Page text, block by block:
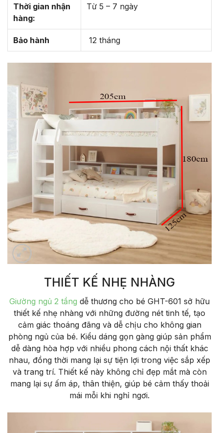
Thời gian nhận
hàng:
Từ 5 – 7 ngày
Bảo hành 12 tháng
THIẾT KẾ NHẸ NHÀNG
Giường ngủ 2 tầng dễ thương cho bé GHT-601 sở hữu
thiết kế nhẹ nhàng với những đường nét tinh tế, tạo
cảm giác thoáng đãng và dễ chịu cho không gian
phòng ngủ của bé. Kiểu dáng gọn gàng giúp sản phẩm
dễ dàng hòa hợp với nhiều phong cách nội thất khác
nhau, đồng thời mang lại sự tiện lợi trong việc sắp xếp
và trang trí. Thiết kế này không chỉ đẹp mắt mà còn
mang lại sự ấm áp, thân thiện, giúp bé cảm thấy thoải
mái mỗi khi nghỉ ngơi.